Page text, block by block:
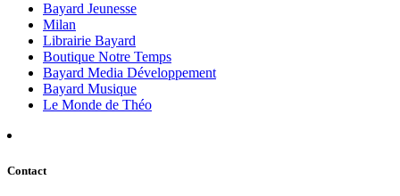
Bayard Jeunesse
Milan
Librairie Bayard
Boutique Notre Temps
Bayard Media Développement
Bayard Musique
Le Monde de Théo
Contact